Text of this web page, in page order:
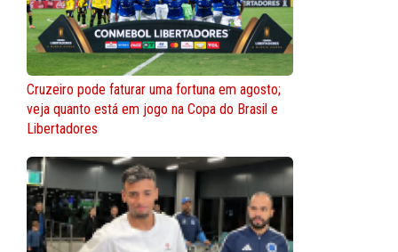
Cruzeiro pode faturar uma fortuna em agosto;
veja quanto está em jogo na Copa do Brasil e
Libertadores